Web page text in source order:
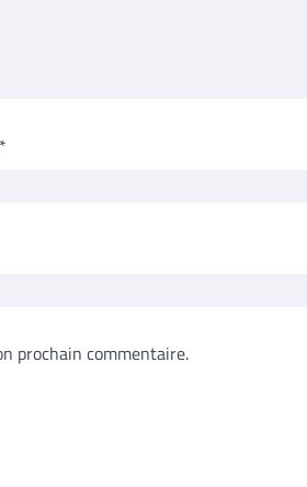
*
prochain commentaire.